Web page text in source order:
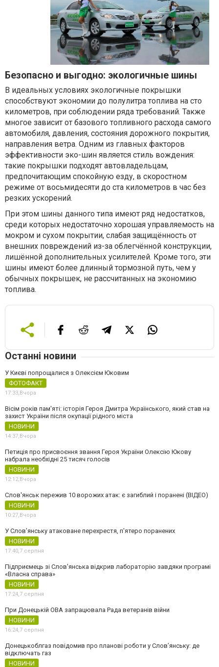
Безопасно и выгодно: экологичные шины
В идеальных условиях экологичные покрышки
способствуют экономии до полулитра топлива на сто
километров, при соблюдении ряда требований. Также
многое зависит от базового топливного расхода самого
автомобиля, давления, состояния дорожного покрытия,
направления ветра. Одним из главных факторов
эффективности эко-шин является стиль вождения:
такие покрышки подходят автовладельцам,
предпочитающим спокойную езду, в скоростном
режиме от восьмидесяти до ста километров в час без
резких ускорений.
При этом шины данного типа имеют ряд недостатков,
среди которых недостаточно хорошая управляемость на
мокром и сухом покрытии, слабая защищённость от
внешних повреждений из-за облегчённой конструкции,
лишённой дополнительных усилителей. Кроме того, эти
шины имеют более длинный тормозной путь, чем у
обычных покрышек, не рассчитанных на экономию
топлива.
Останні новини
У Києві попрощалися з Олексієм Юковим
ФОТОФАКТ
17:33, Вчора
Вісім років пам'яті: історія Героя Дмитра Українського, який став на
захист України після окупації рідного міста
НОВИНИ
14:37, Вчора
Петиція про присвоєння звання Героя України Олексію Юкову
набрала необхідні 25 тисяч голосів
НОВИНИ
12:12, Вчора
Слов'янськ пережив 10 ворожих атак: є загиблий і поранені (ВІДЕО)
НОВИНИ
10:27, Вчора
У Слов’янську атаковане перехрестя, п'ятеро поранених
НОВИНИ
17:40,7 серпня
Підприємець зі Слов'янська відкрив лабораторію завдяки програмі
«Власна справа»
НОВИНИ
17:24,7 серпня
При Донецькій ОВА запрацювала Рада ветеранів війни
НОВИНИ
16:24,7 серпня
Донецькоблгаз повідомив про планові роботи у Слов’янську: де
відключать газ
НОВИНИ